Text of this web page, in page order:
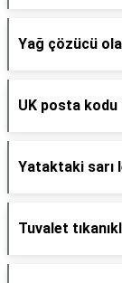
Yağ çözücü
UK posta kodu
Yataktaki sarı
Tuvalet